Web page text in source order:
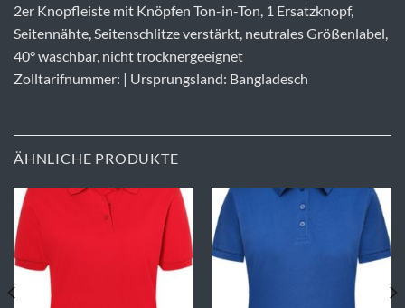
2er Knopfleiste mit Knöpfen Ton-in-Ton, 1 Ersatzknopf,
Seitennähte, Seitenschlitze verstärkt, neutrales Größenlabel,
40° waschbar, nicht trocknergeeignet
Zolltarifnummer: | Ursprungsland: Bangladesch
ÄHNLICHE PRODUKTE